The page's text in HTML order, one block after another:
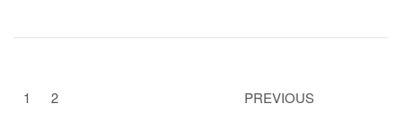
PREVIOUS
1 2